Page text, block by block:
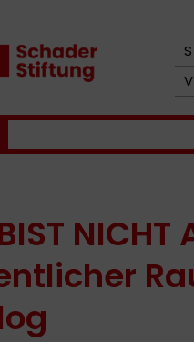
NICHT